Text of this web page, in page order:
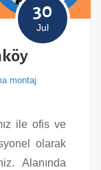
30
Jul
montaj
ile ofis ve
olarak
Alanında